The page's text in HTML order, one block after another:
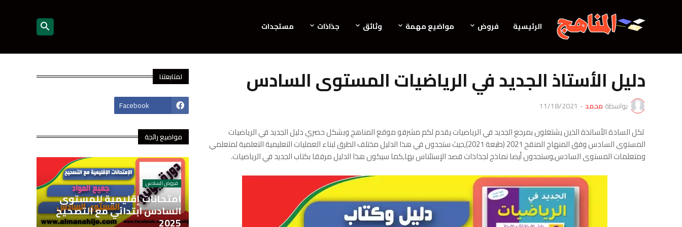
الرئيسية فروض مواضيع مهمة وثائق جذاذات مستجدات
دليل الأستاذ الجديد في الرياضيات المستوى السادس
بواسطة محمد-
11/18/2021
لكل السادة الأساتذة الذين يشتغلون بمرجع الجديد في الرياضيات يقدم لكم مشرفو موقع المناهج وبشكل حصري دليل الجديد في الرياضيات
المستوى السادس وفق المنهاج المنقح 2021 (طبعة 2021),حيث ستجدون في هذا الدليل مختلف الطرق لبناء العمليات التعليمية التعلمية لمتعلمي
ومتعلمات المستوى السادس,وستجدون أيضا نماذج لجذاذات قصد الإستئناس بها,كما سيكون هذا الدليل مرفقا بكتاب الجديد في الرياضيات.
لمتابعتنا
Facebook
مواضيع رائجة
فروض السادس
امتحانات إقليمية للمستوى
السادس ابتدائي مع التصحيح
2025